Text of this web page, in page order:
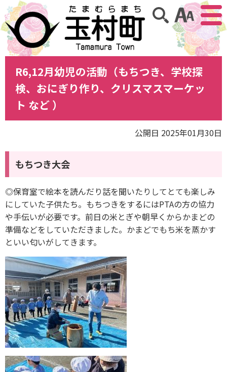
アクセ
サイト内検索
R6,12月幼児の活動（もちつき、学校探
検、おにぎり作り、クリスマスマーケッ
ト など ）
公開日 2025年01月30日
もちつき大会
◎保育室で絵本を読んだり話を聞いたりしてとても楽しみ
にしていた子供たち。もちつきをするにはPTAの方の協力
や手伝いが必要です。前日の米とぎや朝早くからかまどの
準備などをしていただきました。かまどでもち米を蒸かす
といい匂いがしてきます。